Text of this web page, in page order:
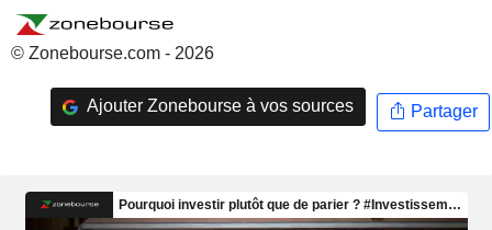
© Zonebourse.com - 2026
Ajouter Zonebourse à vos sources Partager